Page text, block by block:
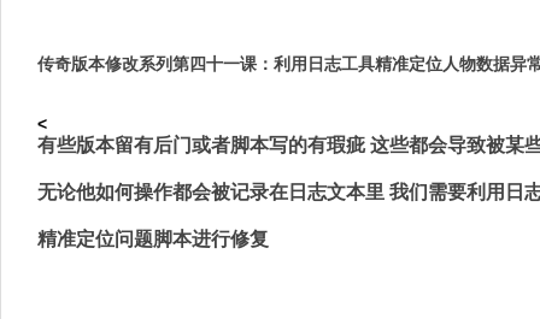
传奇版本修改系列第四十一课：利用日志工具精准定位人物数据异
<
有些版本留有后门或者脚本写的有瑕疵 这些都会导致被某
无论他如何操作都会被记录在日志文本里 我们需要利用日
精准定位问题脚本进行修复